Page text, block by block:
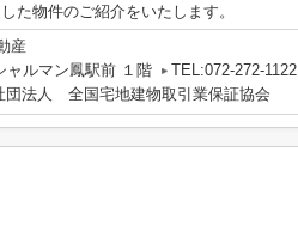
た物件のご紹介をいたします。
産
ャルマン鳳駅前 １階
TEL:072-272-1122
団法人 全国宅地建物取引業保証協会